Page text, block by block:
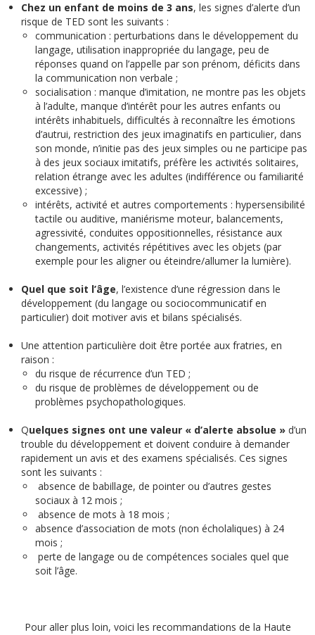
Chez un enfant de moins de 3 ans, les signes d’alerte d’un
risque de TED sont les suivants :
communication : perturbations dans le développement du
langage, utilisation inappropriée du langage, peu de
réponses quand on l’appelle par son prénom, déficits dans
la communication non verbale ;
socialisation : manque d’imitation, ne montre pas les objets
à l’adulte, manque d’intérêt pour les autres enfants ou
intérêts inhabituels, difficultés à reconnaître les émotions
d’autrui, restriction des jeux imaginatifs en particulier, dans
son monde, n’initie pas des jeux simples ou ne participe pas
à des jeux sociaux imitatifs, préfère les activités solitaires,
relation étrange avec les adultes (indifférence ou familiarité
excessive) ;
intérêts, activité et autres comportements : hypersensibilité
tactile ou auditive, maniérisme moteur, balancements,
agressivité, conduites oppositionnelles, résistance aux
changements, activités répétitives avec les objets (par
exemple pour les aligner ou éteindre/allumer la lumière).
Quel que soit l’âge, l’existence d’une régression dans le
développement (du langage ou sociocommunicatif en
particulier) doit motiver avis et bilans spécialisés.
Une attention particulière doit être portée aux fratries, en
raison :
du risque de récurrence d’un TED ;
du risque de problèmes de développement ou de
problèmes psychopathologiques.
Quelques signes ont une valeur « d’alerte absolue » d’un
trouble du développement et doivent conduire à demander
rapidement un avis et des examens spécialisés. Ces signes
sont les suivants :
absence de babillage, de pointer ou d’autres gestes
sociaux à 12 mois ;
absence de mots à 18 mois ;
absence d’association de mots (non écholaliques) à 24
mois ;
perte de langage ou de compétences sociales quel que
soit l’âge.
Pour aller plus loin, voici les recommandations de la Haute